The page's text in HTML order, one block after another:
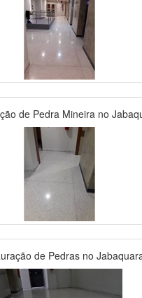
de Pedra Mineira no
de Pedras no